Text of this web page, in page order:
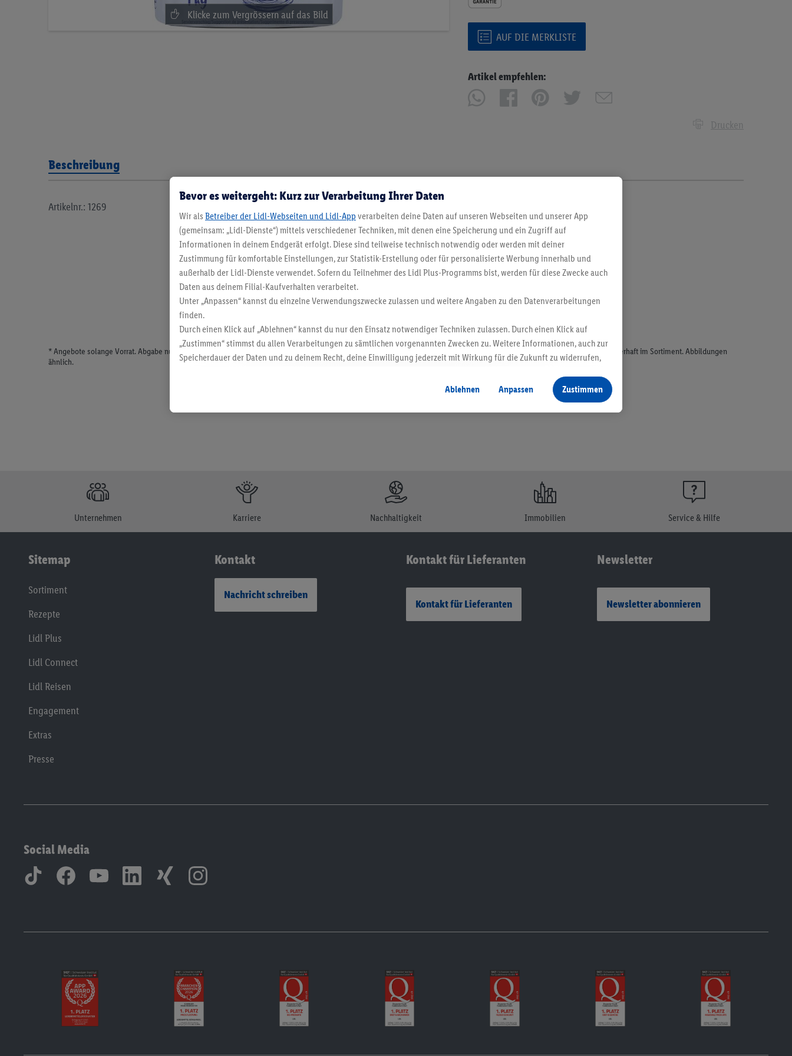
AUF DIE MERKLISTE
Artikel empfehlen:
Drucken
Beschreibung
Artikelnr.: 1269
* Angebote solange Vorrat. Abgabe nur in haushaltsüblichen Mengen. Verkauf ohne Dekoration. Die hier beworbenen Produkte, vor allem NonFood-Produkte, sind nicht alle dauerhaft im Sortiment. Abbildungen
ähnlich.
Unternehmen Karriere Nachhaltigkeit Immobilien Service & Hilfe
Sitemap
Sortiment
Rezepte
Lidl Plus
Lidl Connect
Lidl Reisen
Engagement
Extras
Presse
Kontakt
Nachricht schreiben
Kontakt für Lieferanten
Kontakt für Lieferanten
Newsletter
Newsletter abonnieren
Social Media
Bevor es weitergeht: Kurz zur Verarbeitung Ihrer Daten
Wir als Betreiber der Lidl-Webseiten und Lidl-App verarbeiten deine Daten auf unseren Webseiten und unserer App
(gemeinsam: „Lidl-Dienste“) mittels verschiedener Techniken, mit denen eine Speicherung und ein Zugriff auf
Informationen in deinem Endgerät erfolgt. Diese sind teilweise technisch notwendig oder werden mit deiner
Zustimmung für komfortable Einstellungen, zur Statistik-Erstellung oder für personalisierte Werbung innerhalb und
außerhalb der Lidl-Dienste verwendet. Sofern du Teilnehmer des Lidl Plus-Programms bist, werden für diese Zwecke auch
Daten aus deinem Filial-Kaufverhalten verarbeitet.
Unter „Anpassen“ kannst du einzelne Verwendungszwecke zulassen und weitere Angaben zu den Datenverarbeitungen
finden.
Durch einen Klick auf „Ablehnen“ kannst du nur den Einsatz notwendiger Techniken zulassen. Durch einen Klick auf
„Zustimmen“ stimmst du allen Verarbeitungen zu sämtlichen vorgenannten Zwecken zu. Weitere Informationen, auch zur
Speicherdauer der Daten und zu deinem Recht, deine Einwilligung jederzeit mit Wirkung für die Zukunft zu widerrufen,
Ablehnen
Anpassen Zustimmen